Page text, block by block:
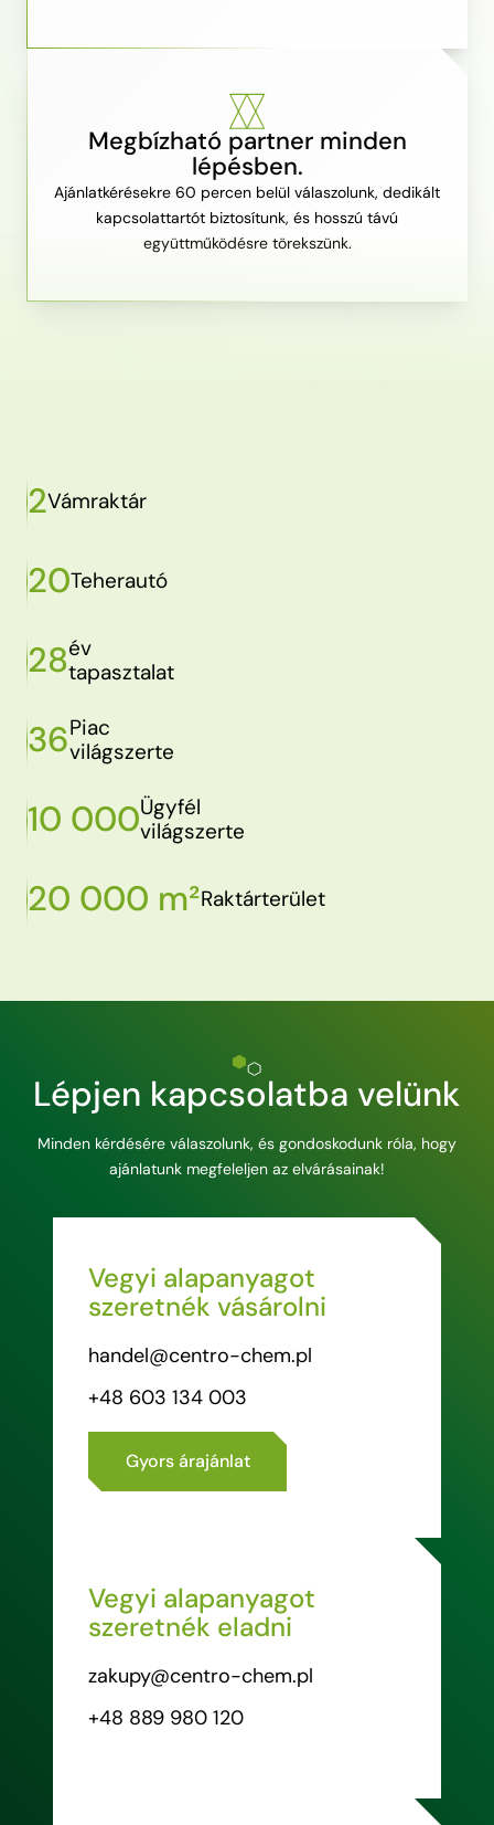
Megbízható partner minden
lépésben.
Ajánlatkérésekre 60 percen belül válaszolunk, dedikált
kapcsolattartót biztosítunk, és hosszú távú
együttműködésre törekszünk.
2Vámraktár
20Teherautó
28év
tapasztalat
36Piac
világszerte
10 000Ügyfél
világszerte
20 000 m²Raktárterület
Lépjen kapcsolatba velünk
Minden kérdésére válaszolunk, és gondoskodunk róla, hogy
ajánlatunk megfeleljen az elvárásainak!
Vegyi alapanyagot
szeretnék vásárolni
handel@centro-chem.pl
+48 603 134 003
Gyors árajánlat
Vegyi alapanyagot
szeretnék eladni
zakupy@centro-chem.pl
+48 889 980 120